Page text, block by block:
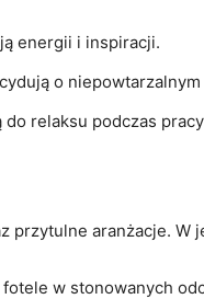
energii i inspiracji.
o
relaksu podczas⁣
przytulne ‍aranżacje. W
w stonowanych